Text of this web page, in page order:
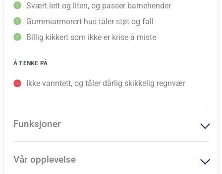
Svært lett og liten, og passer barnehender
Gummiarmorert hus tåler støt og fall
Billig kikkert som ikke er krise å miste
Å TENKE PÅ
Ikke vanntett, og tåler dårlig skikkelig regnvær
Funksjoner
Vår opplevelse